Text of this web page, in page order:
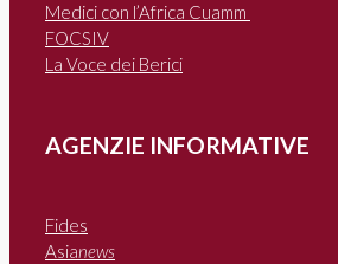
Medici con l’Africa Cuamm
FOCSIV
La Voce dei Berici
AGENZIE INFORMATIVE
Fides
Asianews